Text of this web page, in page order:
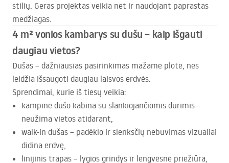
stilių. Geras projektas veikia net ir naudojant paprastas
medžiagas.
4 m² vonios kambarys su dušu – kaip išgauti
daugiau vietos?
Dušas – dažniausias pasirinkimas mažame plote, nes
leidžia išsaugoti daugiau laisvos erdvės.
Sprendimai, kurie iš tiesų veikia:
kampinė dušo kabina su slankiojančiomis durimis –
neužima vietos atidarant,
walk-in dušas – padėklo ir slenksčių nebuvimas vizualiai
didina erdvę,
linijinis trapas – lygios grindys ir lengvesnė priežiūra,